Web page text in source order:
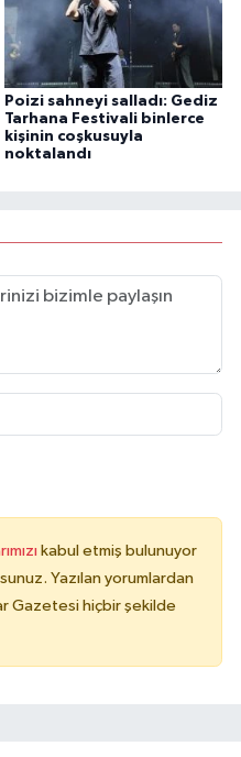
Poizi sahneyi salladı: Gediz
Tarhana Festivali binlerce
kişinin coşkusuyla
noktalandı
kabul etmiş bulunuyor
Yazılan yorumlardan
Gazetesi hiçbir şekilde